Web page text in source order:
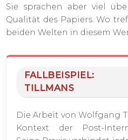
Sie sprachen aber viel
Qualität des Papiers. Wo
beiden Welten in diesem
FALLBEISPIEL:
TILLMANS
Die Arbeit von Wolfgang
Kontext der Post-